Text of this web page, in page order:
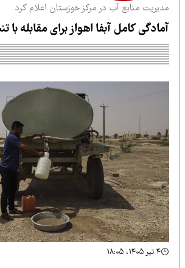
منابع آب در مرکز خوزستان اعلام کرد
کامل آبفا اهواز برای مقابله با تنش